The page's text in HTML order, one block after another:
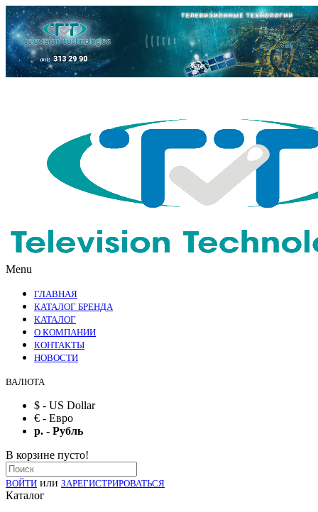
Menu
ГЛАВНАЯ
КАТАЛОГ БРЕНДА
КАТАЛОГ
О КОМПАНИИ
КОНТАКТЫ
НОВОСТИ
ВАЛЮТА
$ - US Dollar
€ - Евро
р. - Рубль
В корзине пусто!
ВОЙТИ или ЗАРЕГИСТРИРОВАТЬСЯ
Каталог